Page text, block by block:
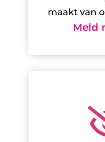
maakt van
Meld